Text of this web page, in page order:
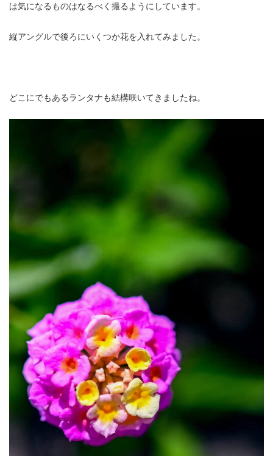
は気になるものはなるべく撮るようにしています。
縦アングルで後ろにいくつか花を入れてみました。
どこにでもあるランタナも結構咲いてきましたね。